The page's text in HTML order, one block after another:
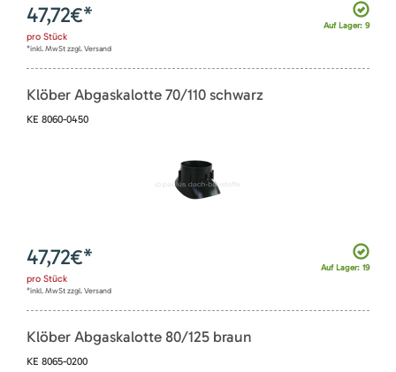
Auf Lager: 9
47,72€*
pro Stück
*inkl. MwSt zzgl. Versand
Klöber Abgaskalotte 70/110 schwarz
KE 8060-0450
Auf Lager: 19
47,72€*
pro Stück
*inkl. MwSt zzgl. Versand
Klöber Abgaskalotte 80/125 braun
KE 8065-0200